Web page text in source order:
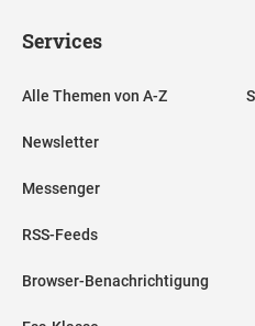
Services
Alle Themen von A-Z
Newsletter
Messenger
RSS-Feeds
Browser-Benachrichtigung